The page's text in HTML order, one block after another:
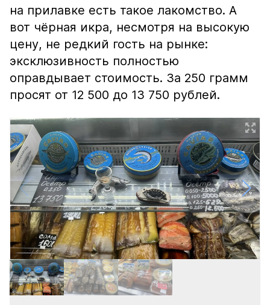
на прилавке есть такое лакомство. А
вот чёрная икра, несмотря на высокую
цену, не редкий гость на рынке:
эксклюзивность полностью
оправдывает стоимость. За 250 грамм
просят от 12 500 до 13 750 рублей.